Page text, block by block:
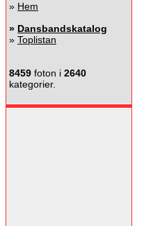
» Hem
» Dansbandskatalog
» Toplistan
8459 foton i 2640
kategorier.